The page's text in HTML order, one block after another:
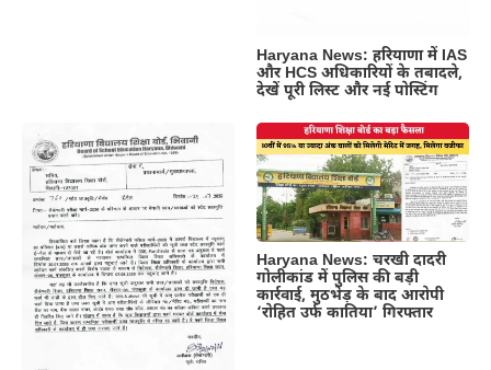
Haryana News: हरियाणा में IAS
और HCS अधिकारियों के तबादले,
देखें पूरी लिस्ट और नई पोस्टिंग
Haryana News: चरखी दादरी
गोलीकांड में पुलिस की बड़ी
कार्रवाई, मुठभेड़ के बाद आरोपी
‘रोहित उर्फ कातिया’ गिरफ्तार